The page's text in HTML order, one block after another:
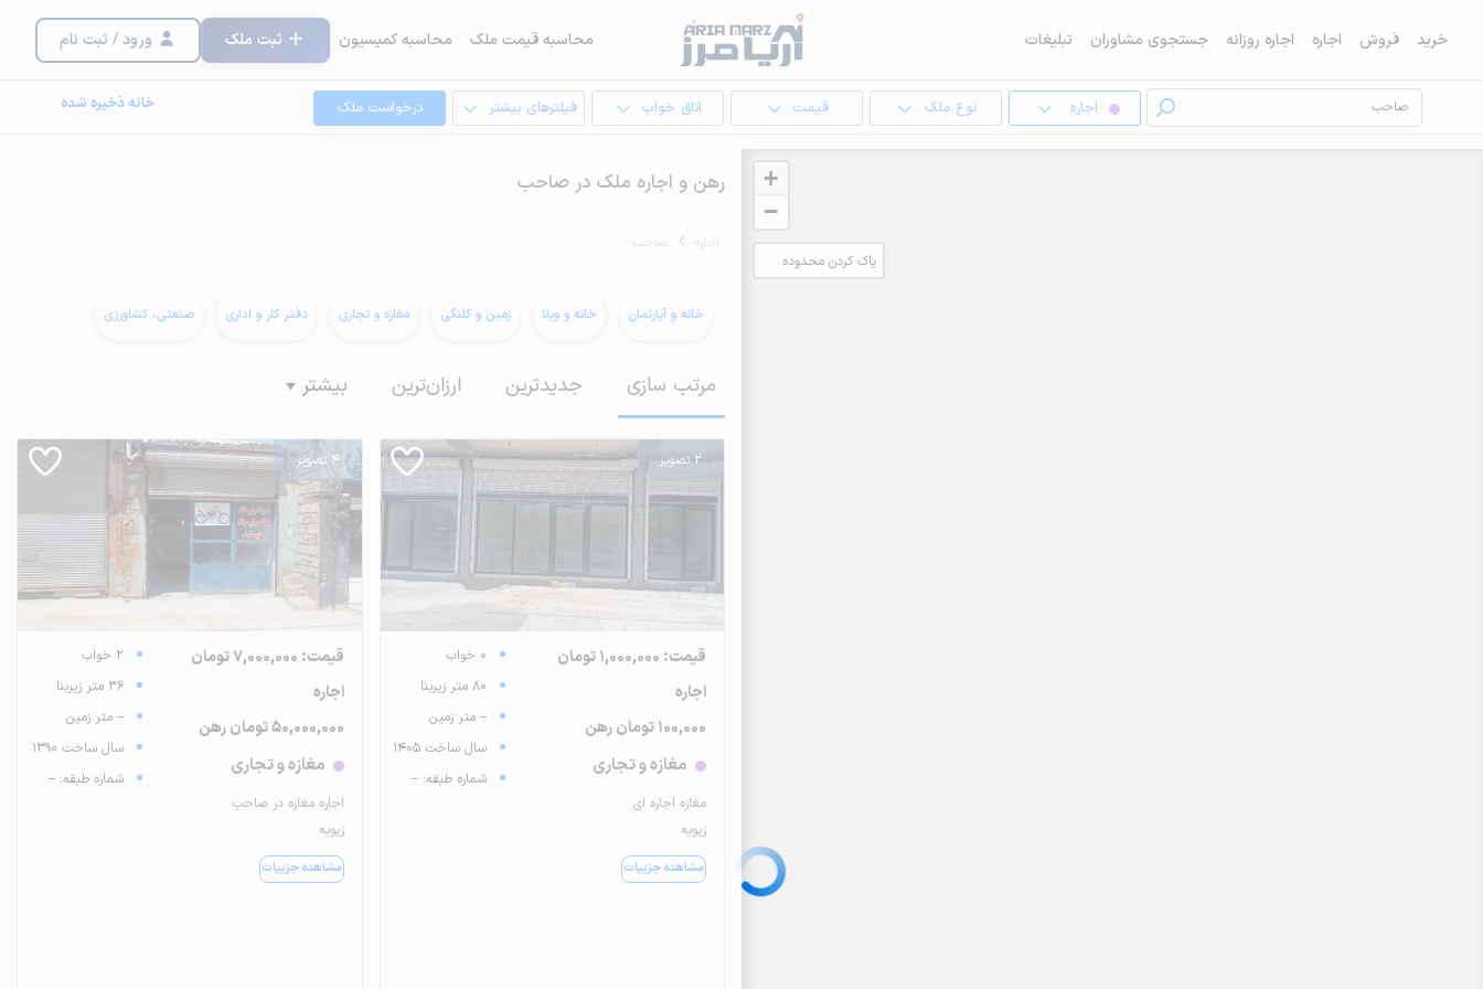
خرید فروش اجاره اجاره روزانه جستجوی مشاوران تبلیغات محاسبه قیمت ملک محاسبه کمیسیون ثبت ملک ورود / ثبت نام
اجاره نوع ملک قیمت اتاق خواب فیلترهای بیشتر درخواست ملک خانه ذخیره شده
+
−
پاک کردن محدوده
رهن و اجاره ملک در صاحب
اجاره صاحب
خانه و آپارتمان خانه و ویلا زمین و کلنگی مغازه و تجاری دفتر کار و اداری صنعتی، کشاورزی
مرتب سازی جدیدترین ارزان‌ترین بیشتر
2 تصویر
قیمت: 1,000,000 تومان
اجاره
100,000 تومان رهن
مغازه و تجاری
مغازه اجاره ای
زیویه
مشاهده جزییات
0 خواب
80 متر زیربنا
-- متر زمین
سال ساخت 1405
شماره طبقه: --
4 تصویر
قیمت: 7,000,000 تومان
اجاره
50,000,000 تومان رهن
مغازه و تجاری
اجاره مغازه در صاحب
زیویه
مشاهده جزییات
2 خواب
36 متر زیربنا
-- متر زمین
سال ساخت 1390
شماره طبقه: --